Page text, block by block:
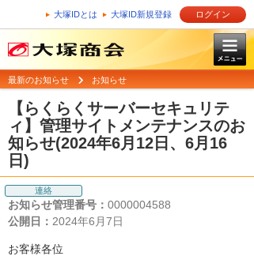
大塚IDとは 大塚ID新規登録 ログイン
最新のお知らせ お知らせ
【らくらくサーバーセキュリテ
ィ】管理サイトメンテナンスのお
知らせ(2024年6月12日、6月16
日)
連絡
お知らせ管理番号： 0000004588
公開日： 2024年6月7日
お客様各位